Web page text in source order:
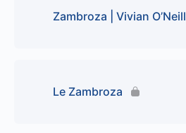
Zambroza | Vivian O’Neill
Le Zambroza